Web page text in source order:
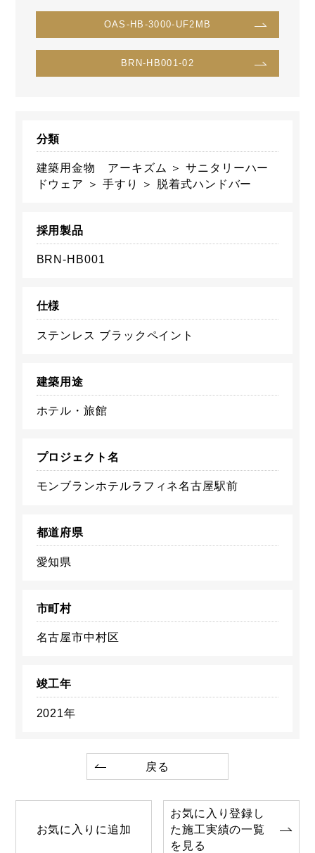
OAS-HB-3000-UF2MB
BRN-HB001-02
分類
建築用金物 アーキズム ＞ サニタリーハー
ドウェア ＞ 手すり ＞ 脱着式ハンドバー
採用製品
BRN-HB001
仕様
ステンレス ブラックペイント
建築用途
ホテル・旅館
プロジェクト名
モンブランホテルラフィネ名古屋駅前
都道府県
愛知県
市町村
名古屋市中村区
竣工年
2021年
戻る
お気に入りに追加
お気に入り登録し
た施工実績の一覧
を見る